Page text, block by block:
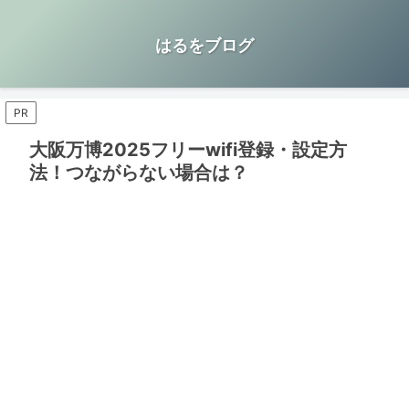
はるをブログ
PR
大阪万博2025フリーwifi登録・設定方
法！つながらない場合は？